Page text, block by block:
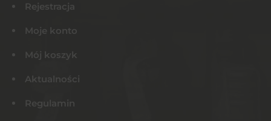
Rejestracja
Moje konto
Mój koszyk
Aktualności
Regulamin